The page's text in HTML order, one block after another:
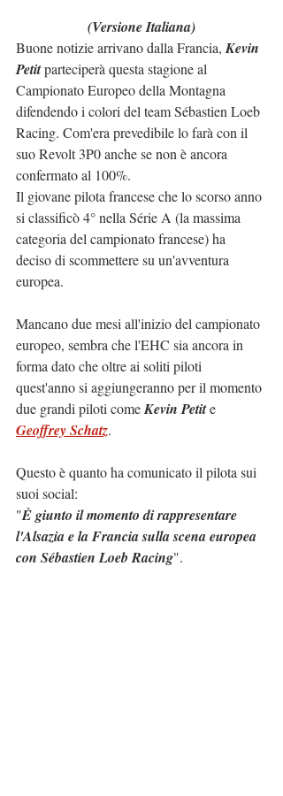
(Versione Italiana)
Buone notizie arrivano dalla Francia, Kevin
Petit parteciperà questa stagione al
Campionato Europeo della Montagna
difendendo i colori del team Sébastien Loeb
Racing. Com'era prevedibile lo farà con il
suo Revolt 3P0 anche se non è ancora
confermato al 100%.
Il giovane pilota francese che lo scorso anno
si classificò 4° nella Série A (la massima
categoria del campionato francese) ha
deciso di scommettere su un'avventura
europea.
Mancano due mesi all'inizio del campionato
europeo, sembra che l'EHC sia ancora in
forma dato che oltre ai soliti piloti
quest'anno si aggiungeranno per il momento
due grandi piloti come Kevin Petit e
Geoffrey Schatz.
Questo è quanto ha comunicato il pilota sui
suoi social:
"È giunto il momento di rappresentare
l'Alsazia e la Francia sulla scena europea
con Sébastien Loeb Racing".